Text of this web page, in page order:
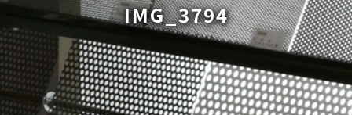
IMG_3794